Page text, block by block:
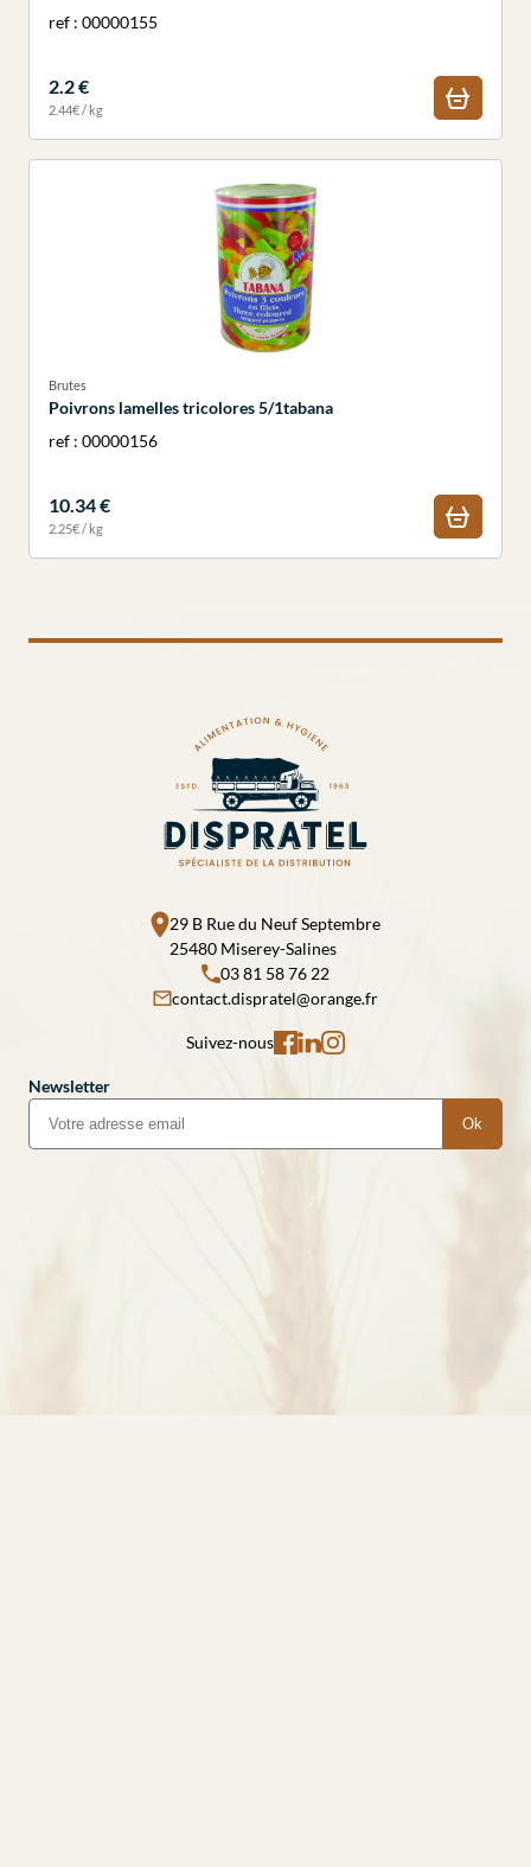
ref : 00000155
2.2 €
2.44€ / kg
Brutes
Poivrons lamelles tricolores 5/1tabana
ref : 00000156
10.34 €
2.25€ / kg
29 B Rue du Neuf Septembre
25480 Miserey-Salines
03 81 58 76 22
contact.dispratel@orange.fr
Suivez-nous
Newsletter
Ok